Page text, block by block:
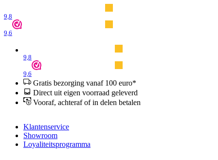
9,8
9,6
9,8
9,6
Gratis bezorging vanaf 100 euro*
Direct uit eigen voorraad geleverd
Vooraf, achteraf of in delen betalen
Klantenservice
Showroom
Loyaliteitsprogramma